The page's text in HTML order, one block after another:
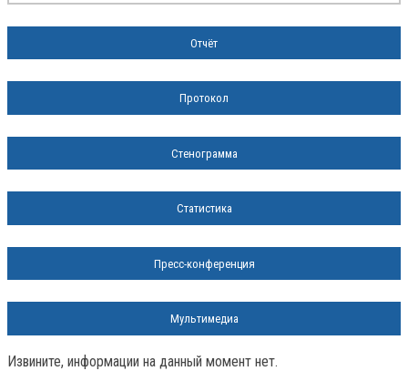
Отчёт
Протокол
Стенограмма
Статистика
Пресс-конференция
Мультимедиа
Извините, информации на данный момент нет.